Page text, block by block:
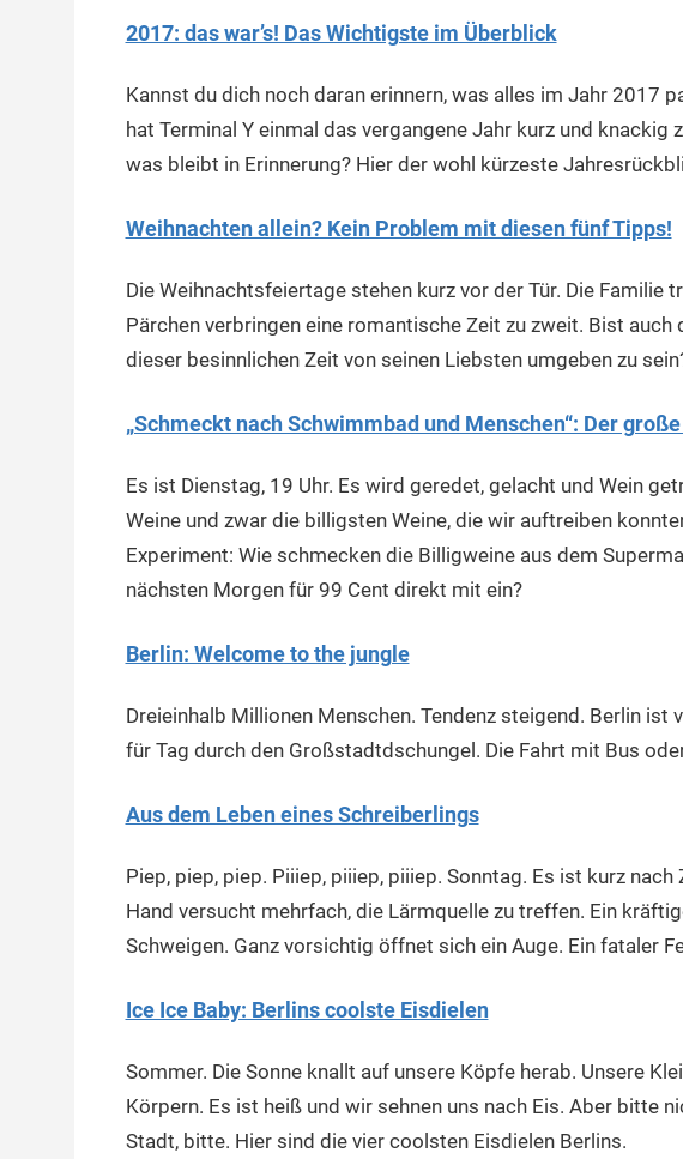
2017: das war’s! Das Wichtigste im Überblick
Kannst du dich noch daran erinnern, was alles im Jahr 2017
hat Terminal Y einmal das vergangene Jahr kurz und
was bleibt in Erinnerung? Hier der wohl kürzeste
Weihnachten allein? Kein Problem mit diesen fünf Tipps!
Die Weihnachtsfeiertage stehen kurz vor der Tür. Die Familie
Pärchen verbringen eine romantische Zeit zu zweit. Bist auch
dieser besinnlichen Zeit von seinen Liebsten umgeben zu
„Schmeckt nach Schwimmbad und Menschen“: Der
Es ist Dienstag, 19 Uhr. Es wird geredet, gelacht und Wein
Weine und zwar die billigsten Weine, die wir auftreiben
Experiment: Wie schmecken die Billigweine aus dem
nächsten Morgen für 99 Cent direkt mit ein?
Berlin: Welcome to the jungle
Dreieinhalb Millionen Menschen. Tendenz steigend. Berlin ist
für Tag durch den Großstadtdschungel. Die Fahrt mit Bus
Aus dem Leben eines Schreiberlings
Piep, piep, piep. Piiiep, piiiep, piiiep. Sonntag. Es ist kurz
Hand versucht mehrfach, die Lärmquelle zu treffen. Ein
Schweigen. Ganz vorsichtig öffnet sich ein Auge. Ein fataler
Ice Ice Baby: Berlins coolste Eisdielen
Sommer. Die Sonne knallt auf unsere Köpfe herab. Unsere
Körpern. Es ist heiß und wir sehnen uns nach Eis. Aber bitte
Stadt, bitte. Hier sind die vier coolsten Eisdielen Berlins.